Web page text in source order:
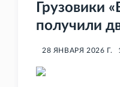
Грузовики
получили
28 ЯНВАРЯ 2026 Г.